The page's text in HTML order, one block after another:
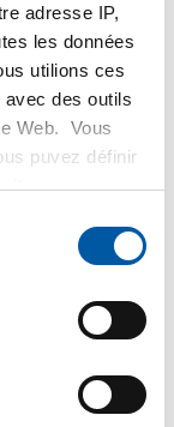
adresse IP,
les données
utilions ces
des outils
Web. Vous
puvez définir
pas que
conservons
dans notre
passer